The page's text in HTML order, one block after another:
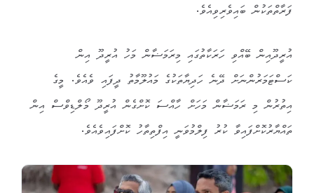
ފަރާތްތަކުން ބައިވެރިވިއެވެ.
އުރީދޫއިން ބޭއްވި ހަރަކާތުގައި މިރަމަޟާން މަހު އުރީދޫ އިން
ކަސްޓަމަރުންނަށް ދޭނެ ހަދިޔާތަކުގެ މައުލޫމާތު ދީފައި ވެއެވެ. މީގެ
އިތުރުން މި ރަމަޟާން މަހަށް ހާއްސަ ކޮށްގެން އުރީދޫ މޯލްޑިވްސް އިން
ތައްޔާރުކޮށްފައިވާ ކުރު ފިލްމުވަނީ އިފްތިތާހު ކޮށްފައިވެއެވެ.